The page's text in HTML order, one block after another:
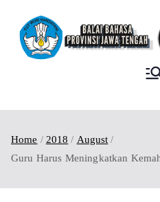
Home 2018
August
Guru Harus Meningkatkan